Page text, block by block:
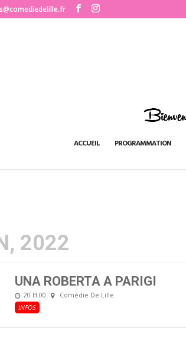
ACCUEIL PROGRAMMATION
2022
UNA ROBERTA A PARIGI
20 H 00
Comédie De Lille
INFOS